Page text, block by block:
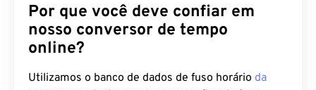
Por que você deve confiar em
nosso conversor de tempo
online?
Utilizamos o banco de dados de fuso horário da